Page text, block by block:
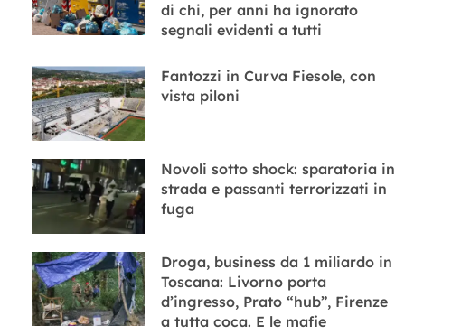
di chi, per anni ha ignorato
segnali evidenti a tutti
Fantozzi in Curva Fiesole, con
vista piloni
Novoli sotto shock: sparatoria in
strada e passanti terrorizzati in
fuga
Droga, business da 1 miliardo in
Toscana: Livorno porta
d’ingresso, Prato “hub”, Firenze
a tutta coca. E le mafie